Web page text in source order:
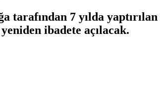
tarafından 7 yılda
ibadete açılacak.